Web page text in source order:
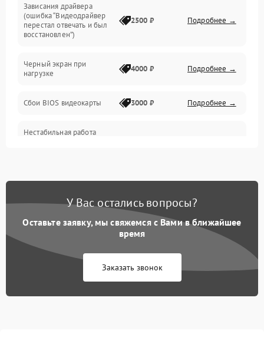
Интерфейсные и коммуникационные проблемы
Электропитание
ПО
Электронные компоненты
Общие поломки
Система охлаждения
Экран (дисплей)
Программные сбои
Зависания драйвера
(ошибка “Видеодрайвер
перестал отвечать и был
восстановлен”)
2500 ₽ Подробнее →
Черный экран при
нагрузке
4000 ₽ Подробнее →
Сбои BIOS видеокарты 3000 ₽ Подробнее →
Нестабильная работа
У Вас остались вопросы?
Оставьте заявку, мы свяжемся с Вами в ближайшее
время
Заказать звонок